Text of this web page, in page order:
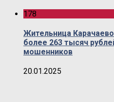
178
Жительница
более 263 тысяч
мошенников
20.01.2025